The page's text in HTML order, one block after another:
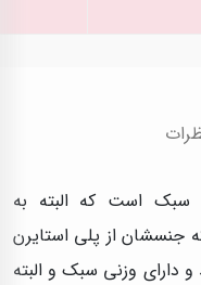
سبک است که البته به
جنسشان از پلی استایرن
دارای وزنی سبک و البته